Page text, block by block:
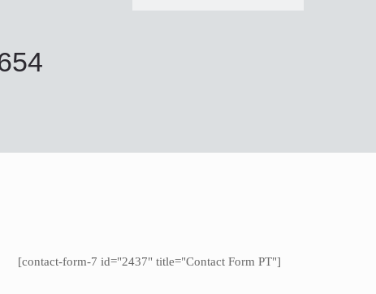
[contact-form-7 id="2437" title="Contact Form PT"]